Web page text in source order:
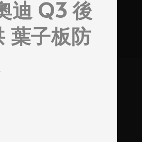
迪 Q3 後
葉子板防